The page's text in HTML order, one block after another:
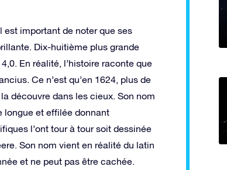
important de noter que ses
Dix-huitième plus grande
En réalité, l’histoire raconte que
Ce n’est qu’en 1624, plus de
découvre dans les cieux. Son nom
longue et effilée donnant
l’ont tour à tour soit dessinée
Son nom vient en réalité du latin
et ne peut pas être cachée.